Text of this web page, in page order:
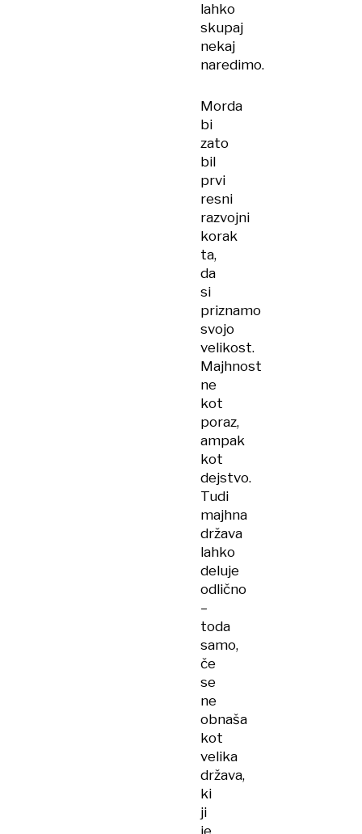
lahko
skupaj
nekaj
naredimo.
Morda
bi
zato
bil
prvi
resni
razvojni
korak
ta,
da
si
priznamo
svojo
velikost.
Majhnost
ne
kot
poraz,
ampak
kot
dejstvo.
Tudi
majhna
država
lahko
deluje
odlično
–
toda
samo,
če
se
ne
obnaša
kot
velika
država,
ki
ji
je